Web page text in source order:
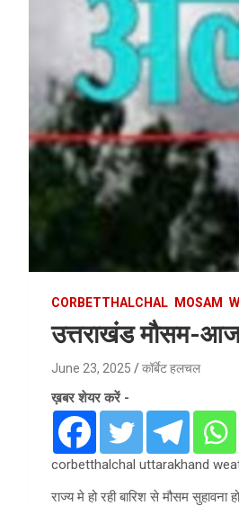
CORBETTHALCHAL MOSAM
उत्तराखंड मौसम-आज
June 23, 2025 कॉर्बेट हलचल
ख़बर शेयर करें -
corbetthalchal uttarakhand
राज्य मे हो रही बारिश से मौसम सुहावना